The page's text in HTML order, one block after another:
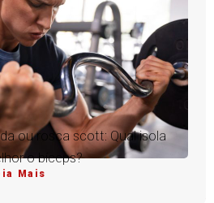
ou rosca scott: Qual isola
o bíceps?
Mais